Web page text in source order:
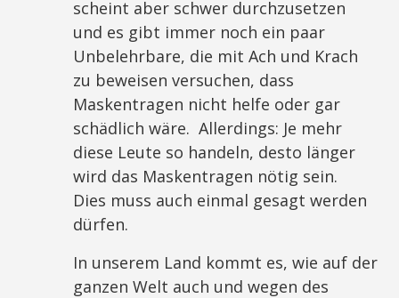
scheint aber schwer durchzusetzen
und es gibt immer noch ein paar
Unbelehrbare, die mit Ach und Krach
zu beweisen versuchen, dass
Maskentragen nicht helfe oder gar
schädlich wäre. Allerdings: Je mehr
diese Leute so handeln, desto länger
wird das Maskentragen nötig sein.
Dies muss auch einmal gesagt werden
dürfen.
In unserem Land kommt es, wie auf der
ganzen Welt auch und wegen des